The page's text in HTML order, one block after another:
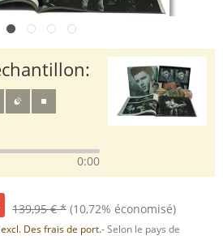
0:00
139,95 € * (10,72% économisé)
excl. Des frais de port.- Selon le pays de